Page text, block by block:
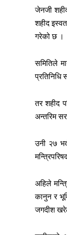
जेनजी
शहीद
गरेको छ ।
समितिले
प्रतिनिधि
तर शहीद
अन्तरिम
उनी २७
अहिले
कानुन र
जगदीश